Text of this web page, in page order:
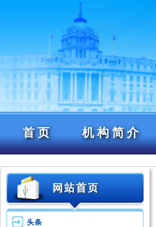
首页 机构简介
头条